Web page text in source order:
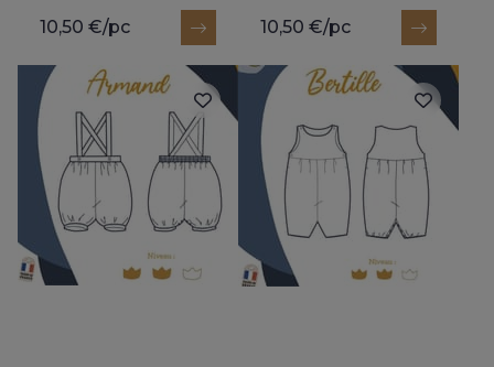
10,50 €/pc 10,50 €/pc